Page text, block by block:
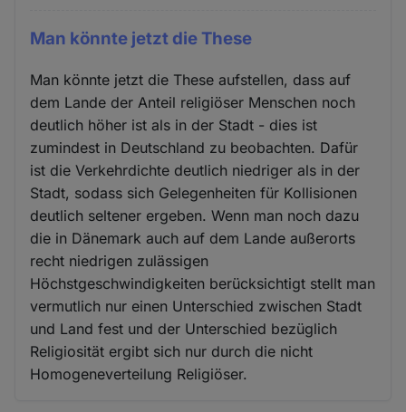
Man könnte jetzt die These
Man könnte jetzt die These aufstellen, dass auf
dem Lande der Anteil religiöser Menschen noch
deutlich höher ist als in der Stadt - dies ist
zumindest in Deutschland zu beobachten. Dafür
ist die Verkehrdichte deutlich niedriger als in der
Stadt, sodass sich Gelegenheiten für Kollisionen
deutlich seltener ergeben. Wenn man noch dazu
die in Dänemark auch auf dem Lande außerorts
recht niedrigen zulässigen
Höchstgeschwindigkeiten berücksichtigt stellt man
vermutlich nur einen Unterschied zwischen Stadt
und Land fest und der Unterschied bezüglich
Religiosität ergibt sich nur durch die nicht
Homogeneverteilung Religiöser.